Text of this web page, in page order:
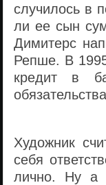
случилось в
ли ее сын
Димитерс
Репше. В
кредит в
Художник
себя
лично. Ну а